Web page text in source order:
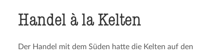
Handel à la Kelten
Der Handel mit dem Süden hatte die Kelten auf den